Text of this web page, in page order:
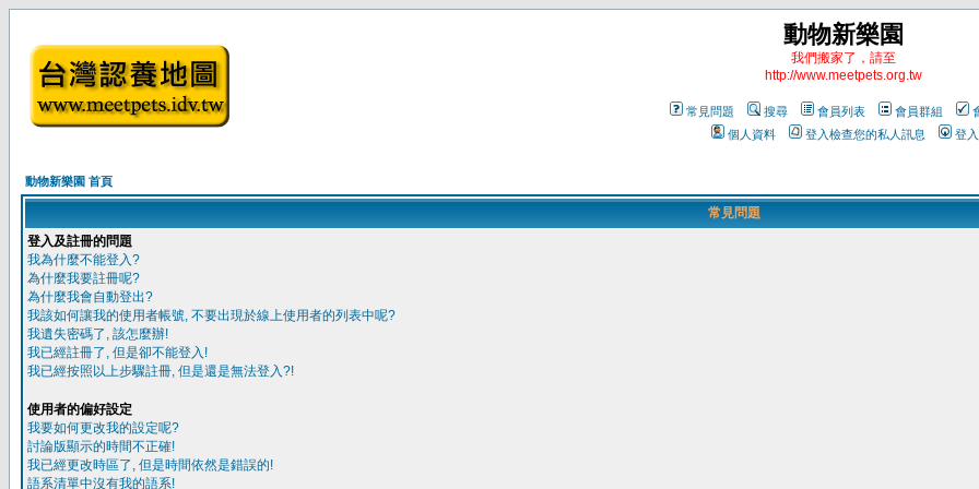
動物新樂園
我們搬家了，請至
http://www.meetpets.org.tw
常見問題 搜尋 會員列表 會員群組
個人資料
登入檢查您的私人訊息 登入
動物新樂園 首頁
常見問題
登入及註冊的問題
我為什麼不能登入?
為什麼我要註冊呢?
為什麼我會自動登出?
我該如何讓我的使用者帳號, 不要出現於線上使用者的列表中呢?
我遺失密碼了, 該怎麼辦!
我已經註冊了, 但是卻不能登入!
我已經按照以上步驟註冊, 但是還是無法登入?!
使用者的偏好設定
我要如何更改我的設定呢?
討論版顯示的時間不正確!
我已經更改時區了, 但是時間依然是錯誤的!
語系清單中沒有我的語系!